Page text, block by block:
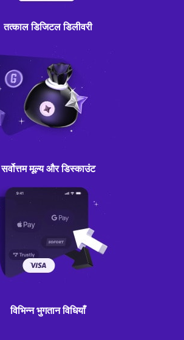
तत्काल डिजिटल डिलीवरी
सर्वोत्तम मूल्य और डिस्काउंट
विभिन्न भुगतान विधियाँ